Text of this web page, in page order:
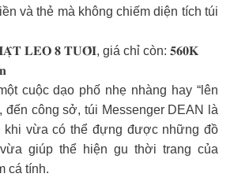
và thẻ mà không chiếm diện tích túi
𝐋𝐄𝐎 𝟖 𝐓𝐔𝐎̂̉𝐈, giá chỉ còn: 𝟓𝟔𝟎𝐊
cuộc dạo phố nhẹ nhàng hay “lên
đến công sở, túi Messenger DEAN là
khi vừa có thể đựng được những đồ
giúp thể hiện gu thời trang của
cá tính.